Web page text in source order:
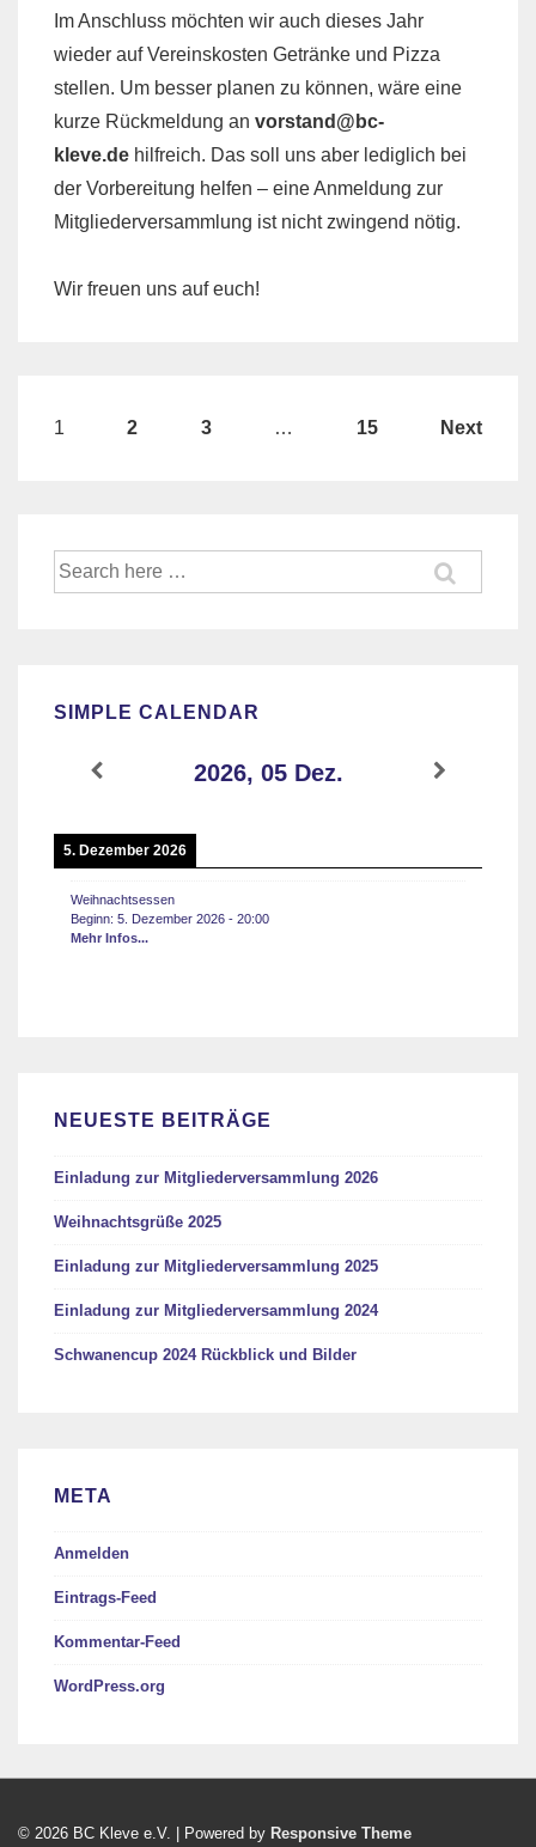
Im Anschluss möchten wir auch dieses Jahr
wieder auf Vereinskosten Getränke und Pizza
stellen. Um besser planen zu können, wäre eine
kurze Rückmeldung an vorstand@bc-
kleve.de hilfreich. Das soll uns aber lediglich bei
der Vorbereitung helfen – eine Anmeldung zur
Mitgliederversammlung ist nicht zwingend nötig.
Wir freuen uns auf euch!
Beitragsnavigation
1 2 3 … 15 Next
Suche
SIMPLE CALENDAR
2026, 05 Dez.
5. Dezember 2026
Weihnachtsessen
Beginn: 5. Dezember 2026 - 20:00
Mehr Infos...
NEUESTE BEITRÄGE
Einladung zur Mitgliederversammlung 2026
Weihnachtsgrüße 2025
Einladung zur Mitgliederversammlung 2025
Einladung zur Mitgliederversammlung 2024
Schwanencup 2024 Rückblick und Bilder
META
Anmelden
Eintrags-Feed
Kommentar-Feed
WordPress.org
© 2026 BC Kleve e.V. | Powered by Responsive Theme